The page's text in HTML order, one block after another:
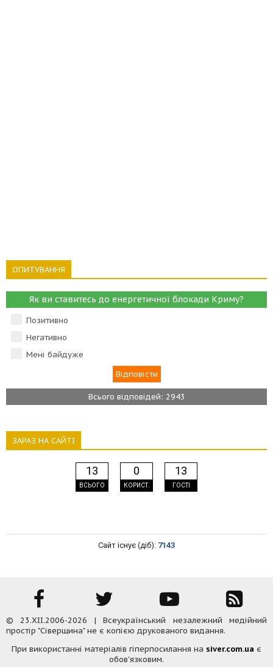
ОПИТУВАННЯ
Як ви ставитесь до енергетичної блокади Криму?
Позитивно
Негативно
Мені байдуже
Всього відповідей: 2943
ЗАРАЗ НА САЙТІ
13
ВСЬОГО
0
КОРИСТ.
13
ГОСТІ
Сайт існує (діб): 7143
© 23.XII.2006-2026 | Всеукраїнський незалежний медійний
простір "Сіверщина" не є копією друкованого видання.
При використанні матеріалів гіперпосилання на siver.com.ua є
обов'язковим.